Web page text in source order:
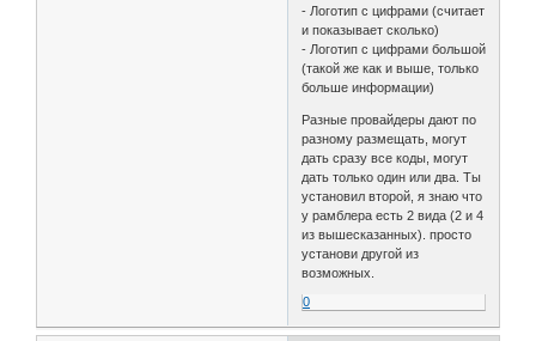
- Логотип с цифрами (считает
и показывает сколько)
- Логотип с цифрами большой
(такой же как и выше, только
больше информации)
Разные провайдеры дают по
разному размещать, могут
дать сразу все коды, могут
дать только один или два. Ты
установил второй, я знаю что
у рамблера есть 2 вида (2 и 4
из вышесказанных). просто
установи другой из
возможных.
0